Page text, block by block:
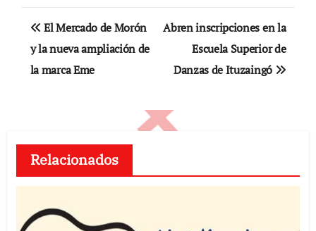
Navegación
de
entradas
El Mercado de Morón
y la nueva ampliación de
la marca Eme
Abren inscripciones en la
Escuela Superior de
Danzas de Ituzaingó
Relacionados